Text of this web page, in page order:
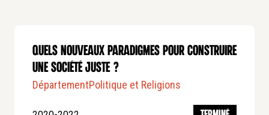
Quels nouveaux paradigmes pour construire
une société juste ?
DépartementPolitique et Religions